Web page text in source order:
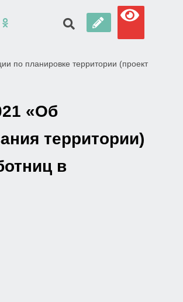
по планировке территории (проект
«Об
территории)
в